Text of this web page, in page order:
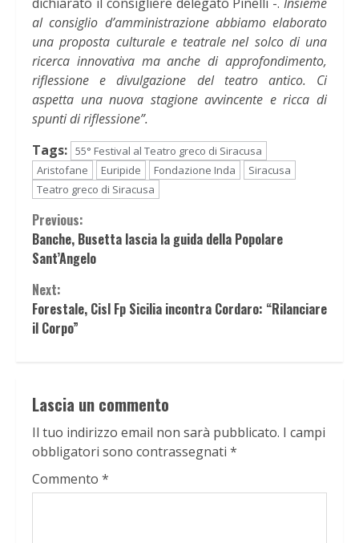
al consiglio d’amministrazione abbiamo elaborato
una proposta culturale e teatrale nel solco di una
ricerca innovativa ma anche di approfondimento,
riflessione e divulgazione del teatro antico. Ci
aspetta una nuova stagione avvincente e ricca di
spunti di riflessione”.
Tags: 55° Festival al Teatro greco di Siracusa
Aristofane
Euripide Fondazione Inda
Siracusa
Teatro greco di Siracusa
Continue
Reading
Previous:
Banche, Busetta lascia la guida della Popolare
Sant’Angelo
Next:
Forestale, Cisl Fp Sicilia incontra Cordaro: “Rilanciare
il Corpo”
Lascia un commento
Il tuo indirizzo email non sarà pubblicato. I campi
obbligatori sono contrassegnati *
Commento *